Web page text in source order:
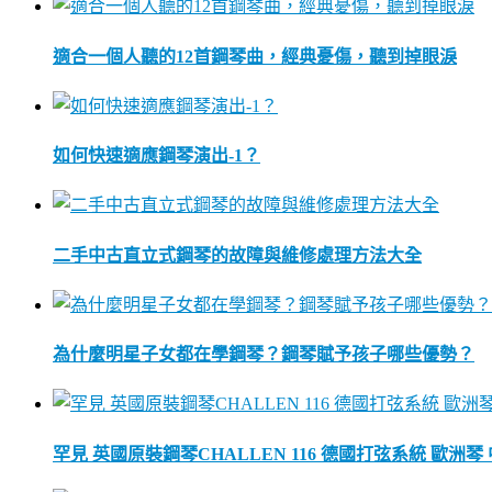
適合一個人聽的12首鋼琴曲，經典憂傷，聽到掉眼淚
如何快速適應鋼琴演出-1？
二手中古直立式鋼琴的故障與維修處理方法大全
為什麼明星子女都在學鋼琴？鋼琴賦予孩子哪些優勢？
罕見 英國原裝鋼琴CHALLEN 116 德國打弦系統 歐洲